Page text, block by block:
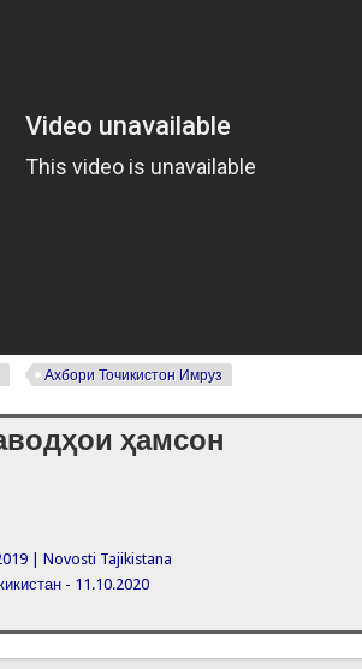
Ахбори Точикистон Имруз
ҳамсон
| Novosti Tajikistana
- 11.10.2020